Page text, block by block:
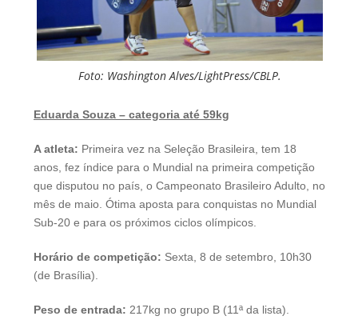
Foto: Washington Alves/LightPress/CBLP.
Eduarda Souza – categoria até 59kg
A atleta: Primeira vez na Seleção Brasileira, tem 18
anos, fez índice para o Mundial na primeira competição
que disputou no país, o Campeonato Brasileiro Adulto, no
mês de maio. Ótima aposta para conquistas no Mundial
Sub-20 e para os próximos ciclos olímpicos.
Horário de competição: Sexta, 8 de setembro, 10h30
(de Brasília).
Peso de entrada: 217kg no grupo B (11ª da lista).